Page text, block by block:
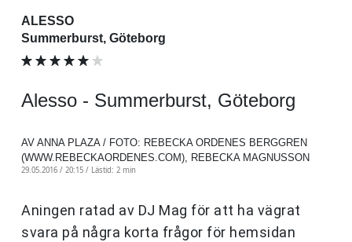
ALESSO
Summerburst, Göteborg
Alesso - Summerburst, Göteborg
AV ANNA PLAZA / FOTO: REBECKA ORDENES BERGGREN
(WWW.REBECKAORDENES.COM), REBECKA MAGNUSSON
29.05.2016 / 20:15 / Lästid: 2 min
Aningen ratad av DJ Mag för att ha vägrat
svara på några korta frågor för hemsidan